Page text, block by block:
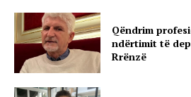
Qëndrim
ndërtimit të
Rrënzë